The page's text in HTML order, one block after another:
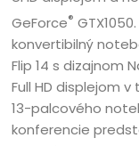
GeForce®
konvertibilný
Flip 14 s dizajnom
Full HD displejom
13-palcového
konferencie